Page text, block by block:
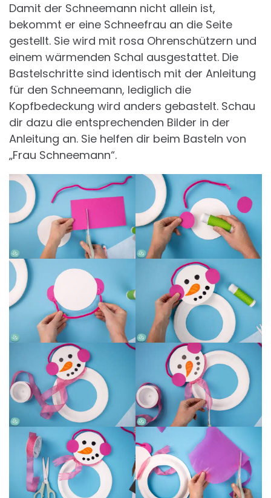
Damit der Schneemann nicht allein ist,
bekommt er eine Schneefrau an die Seite
gestellt. Sie wird mit rosa Ohrenschützern und
einem wärmenden Schal ausgestattet. Die
Bastelschritte sind identisch mit der Anleitung
für den Schneemann, lediglich die
Kopfbedeckung wird anders gebastelt. Schau
dir dazu die entsprechenden Bilder in der
Anleitung an. Sie helfen dir beim Basteln von
„Frau Schneemann“.